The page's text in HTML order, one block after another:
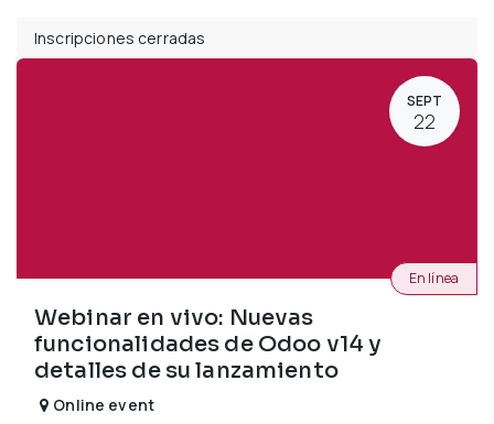
Inscripciones cerradas
SEPT
22
Webinar en vivo: Nuevas
funcionalidades de Odoo v14 y
detalles de su lanzamiento
En línea
Online event